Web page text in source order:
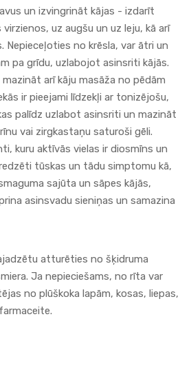
un izvingrināt kājas - izdarīt
uz augšu un uz leju, kā arī
Nepieceļoties no krēsla, var ātri un
pa grīdu, uzlabojot asinsriti kājās.
arī kāju masāža no pēdām
ir pieejami līdzekļi ar tonizējošu,
palīdz uzlabot asinsriti un mazināt
vai zirgkastaņu saturoši gēli.
kuru aktīvās vielas ir diosmīns un
tūskas un tādu simptomu kā,
sajūta un sāpes kājās,
asinsvadu sieniņas un samazina
atturēties no šķidruma
Ja nepieciešams, no rīta var
no plūškoka lapām, kosas, liepas,
farmaceite.